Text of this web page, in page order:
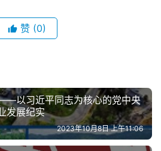
赞 (0)
以习近平同志为核心的党中央
发展纪实
2023年10月8日 上午11:06